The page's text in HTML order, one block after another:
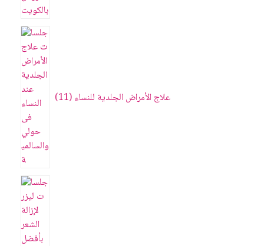
علاج الأمراض الجلدية للنساء 11